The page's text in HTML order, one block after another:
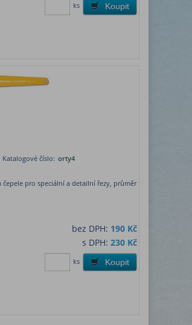
Koupit
ks
Katalogové číslo: orty4
pro speciální a detailní řezy, průměr
bez DPH: 190 Kč
s DPH: 230 Kč
Koupit
ks